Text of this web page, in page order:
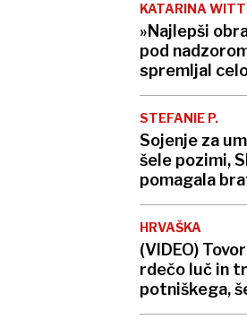
KATARINA WITT
»Najlepši
pod
spremljal
STEFANIE P.
Sojenje za
šele pozimi,
pomagala
HRVAŠKA
(VIDEO)
rdečo luč in
potniškega,
poškodovanih